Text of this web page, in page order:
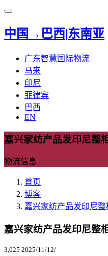
中国→巴西|东南亚
广东智慧国际物流
马来
印尼
菲律宾
巴西
EN
嘉兴家纺产品发印尼整
物流信息
首页
博客
嘉兴家纺产品发印尼
嘉兴家纺产品发印尼整
3,025 2025/11/12/